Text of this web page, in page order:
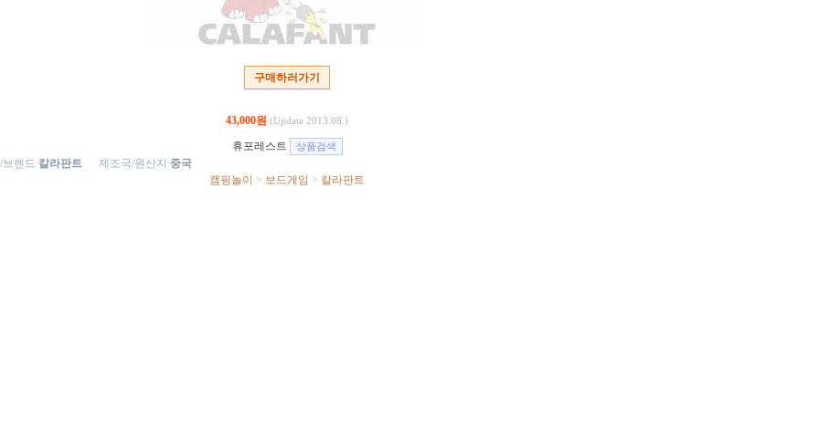
구매하러가기
43,000원 (Update 2013.08.)
휴포레스트
렌드 칼라판트 제조국/원산지 중국
캠핑놀이
> 보드게임 > 칼라판트